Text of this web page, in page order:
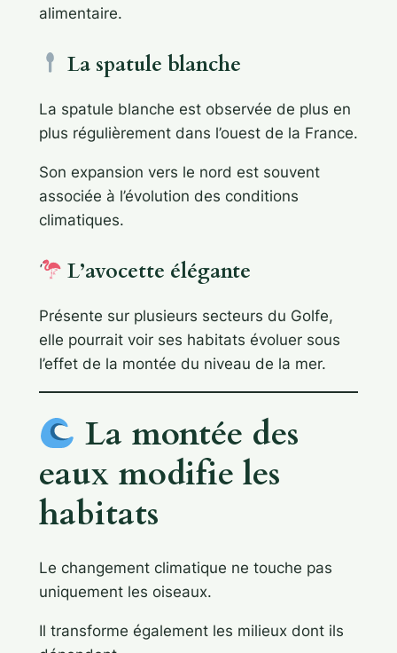
alimentaire.
La spatule blanche
La spatule blanche est observée de plus en
plus régulièrement dans l’ouest de la France.
Son expansion vers le nord est souvent
associée à l’évolution des conditions
climatiques.
L’avocette élégante
Présente sur plusieurs secteurs du Golfe,
elle pourrait voir ses habitats évoluer sous
l’effet de la montée du niveau de la mer.
La montée des
eaux modifie les
habitats
Le changement climatique ne touche pas
uniquement les oiseaux.
Il transforme également les milieux dont ils